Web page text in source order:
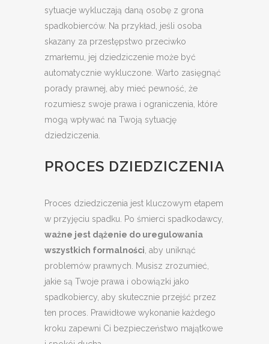
sytuacje wykluczają daną osobę z grona
spadkobierców. Na przykład, jeśli osoba
skazany za przestępstwo przeciwko
zmarłemu, jej dziedziczenie może być
automatycznie wykluczone. Warto zasięgnąć
porady prawnej, aby mieć pewność, że
rozumiesz swoje prawa i ograniczenia, które
mogą wpływać na Twoją sytuację
dziedziczenia.
PROCES DZIEDZICZENIA
Proces dziedziczenia jest kluczowym etapem
w przyjęciu spadku. Po śmierci spadkodawcy,
ważne jest dążenie do uregulowania
wszystkich formalności, aby uniknąć
problemów prawnych. Musisz zrozumieć,
jakie są Twoje prawa i obowiązki jako
spadkobiercy, aby skutecznie przejść przez
ten proces. Prawidłowe wykonanie każdego
kroku zapewni Ci bezpieczeństwo majątkowe